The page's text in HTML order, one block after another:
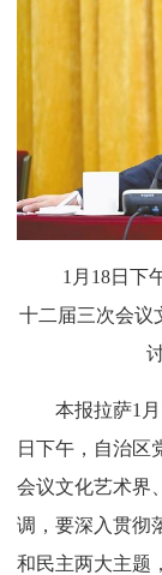
1月18日下
十二届三次会议
本报拉萨1
日下午，自治区
会议文化艺术界
调，要深入贯彻
和民主两大主题